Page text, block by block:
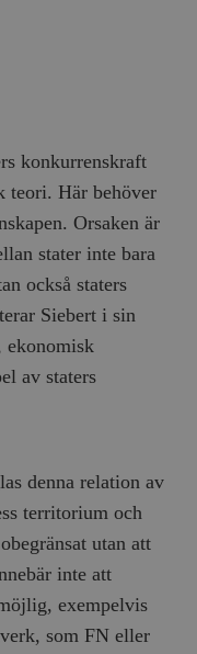
konkurrenskraft
teori. Här behöver
Orsaken är
stater inte bara
också staters
Siebert i sin
ekonomisk
av staters
denna relation av
territorium och
utan att
inte att
exempelvis
som FN eller